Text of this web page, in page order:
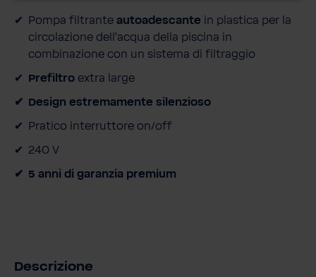
Pompa filtrante autoadescante in plastica per la
circolazione dell'acqua della piscina in
combinazione con un sistema di filtraggio
Prefiltro extra large
Design estremamente silenzioso
Pratico interruttore on/off
240 V
5 anni di garanzia premium
Descrizione